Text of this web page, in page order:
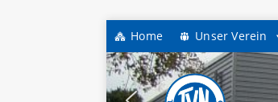
Home Unser Verein